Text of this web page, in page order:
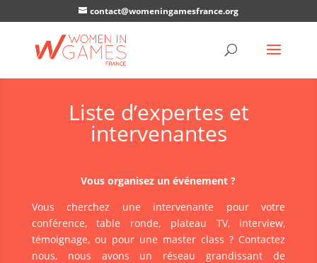
contact@womeningamesfrance.org
Liste d’expertes et
intervenantes
Vous organisez un événement ?
Vous cherchez une intervenante pour votre
conférence, table ronde, plateau TV, interview,
témoignage, ou pour une master class ? Contactez
nous, nous avons un réseau grandissant de